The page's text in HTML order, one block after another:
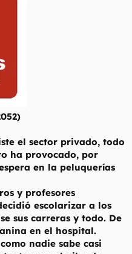
el sector privado, todo
ha provocado, por
en la peluquerías
y profesores
escolarizar a los
sus carreras y todo. De
en el hospital.
nadie sabe casi